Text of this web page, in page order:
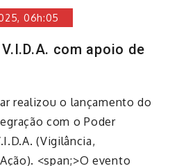
06h:05
com apoio de
realizou o lançamento do
com o Poder
(Vigilância,
<span;>O evento